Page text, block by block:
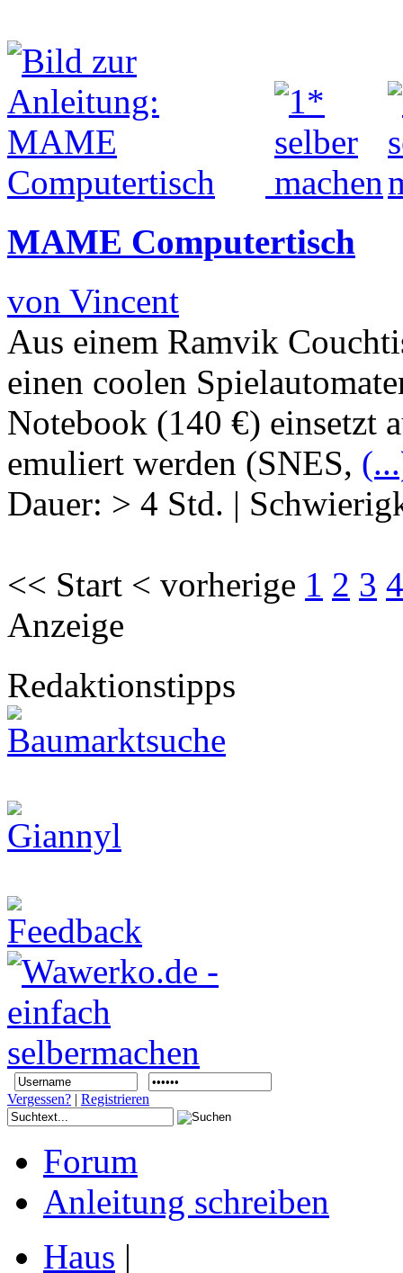
MAME Computertisch
von Vincent
Aus einem Ramvik
einen coolen
Notebook (140 €) einsetzt
emuliert werden (SNES,
Dauer: > 4 Std. |
<< Start < vorherige 1 2 3 4
Anzeige
Redaktionstipps
Vergessen? | Registrieren
Forum
Anleitung schreiben
Haus |